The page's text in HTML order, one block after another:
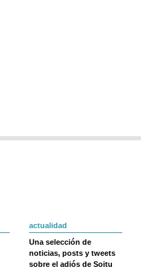
actualidad
Una selección de
noticias, posts y tweets
sobre el adiós de Soitu